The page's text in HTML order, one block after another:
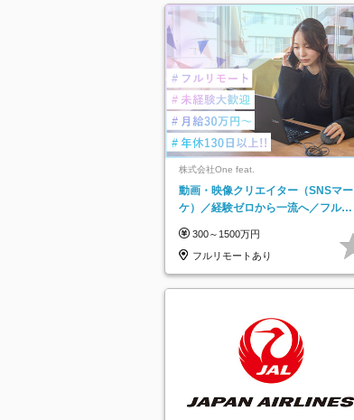
株式会社One feat.
動画・映像クリエイター（SNSマー
ケ）／経験ゼロから一流へ／フルリ
日以上
300～1500万円
フルリモートあり